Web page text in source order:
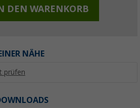
DEN WARENKORB
NÄHE
prüfen